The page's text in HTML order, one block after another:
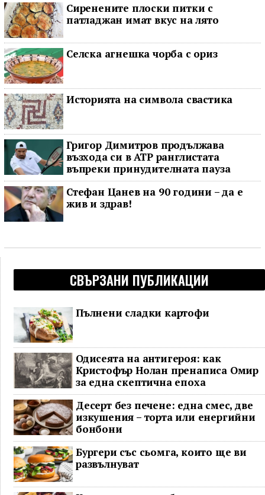
Сиренените плоски питки с
патладжан имат вкус на лято
Селска агнешка чорба с ориз
Историята на символа свастика
Григор Димитров продължава
възхода си в ATP ранглистата
въпреки принудителната пауза
Стефан Цанев на 90 години – да е
жив и здрав!
СВЪРЗАНИ ПУБЛИКАЦИИ
Пълнени сладки картофи
Одисеята на антигероя: как
Кристофър Нолан пренаписа Омир
за една скептична епоха
Десерт без печене: една смес, две
изкушения – торта или енергийни
бонбони
Бургери със сьомга, които ще ви
развълнуват